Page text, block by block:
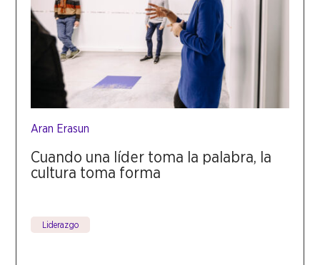
Aran Erasun
Cuando una líder toma la palabra, la
cultura toma forma
Liderazgo